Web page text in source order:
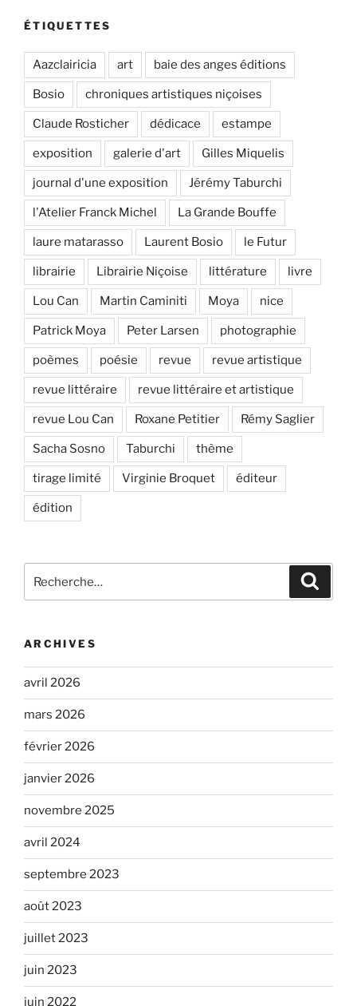
ÉTIQUETTES
Aazclairicia art baie des anges éditions
Bosio chroniques artistiques niçoises
Claude Rosticher dédicace estampe
exposition galerie d'art Gilles Miquelis
journal d'une exposition Jérémy Taburchi
l'Atelier Franck Michel La Grande Bouffe
laure matarasso Laurent Bosio le Futur
librairie Librairie Niçoise littérature livre
Lou Can Martin Caminiti Moya nice
Patrick Moya Peter Larsen photographie
poèmes poésie revue revue artistique
revue littéraire revue littéraire et artistique
revue Lou Can Roxane Petitier Rémy Saglier
Sacha Sosno Taburchi thème
tirage limité Virginie Broquet éditeur
édition
pour
ARCHIVES
avril 2026
mars 2026
février 2026
janvier 2026
novembre 2025
avril 2024
septembre 2023
août 2023
juillet 2023
juin 2023
juin 2022